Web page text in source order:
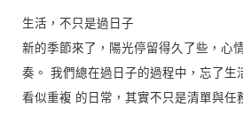
生活，不只是過日子
新的季節來了，陽光停留得久了些，心
奏。 我們總在過日子的過程中，忘了生
看似重複 的日常，其實不只是清單與任